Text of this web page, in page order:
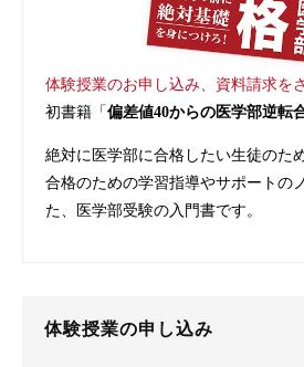
体験授業のお申し込み、資料請求を
初書籍「 偏差値40からの医学部逆転
絶対に医学部に合格したい生徒のた
合格のための学習指導やサポートの
た、医学部受験の入門書です。
体験授業の申し込み